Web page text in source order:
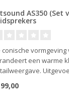
AS350 (Set
conische
een warme